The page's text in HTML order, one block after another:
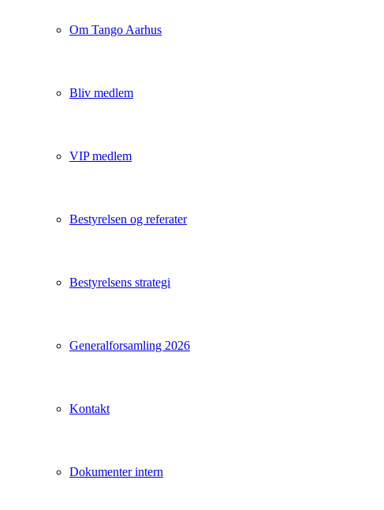
Om Tango Aarhus
Bliv medlem
VIP medlem
Bestyrelsen og referater
Bestyrelsens strategi
Generalforsamling 2026
Kontakt
Dokumenter intern